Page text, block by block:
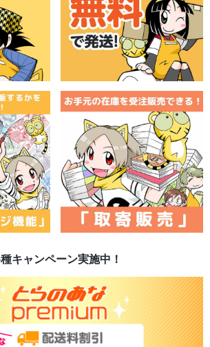
キャンペーン実施中！